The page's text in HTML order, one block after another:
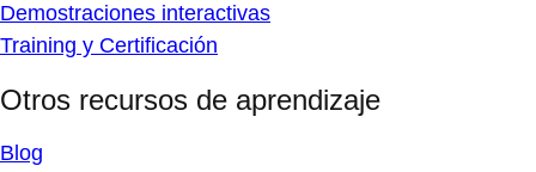
Demostraciones interactivas
Training y Certificación
Otros recursos de aprendizaje
Blog